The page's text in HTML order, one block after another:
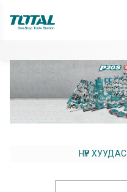
НҮҮР ХУУДАС